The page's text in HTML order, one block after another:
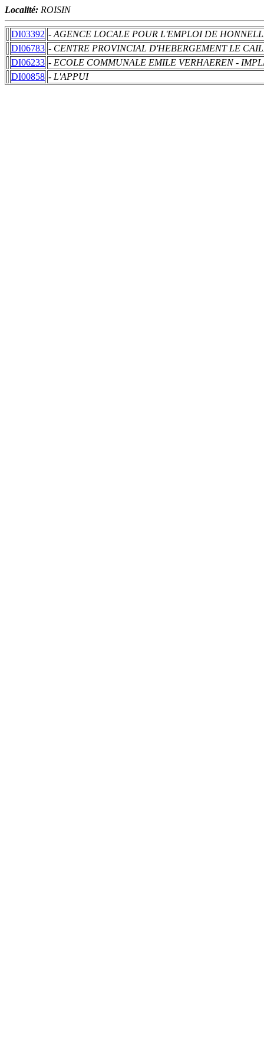
Localité: ROISIN
DI03392 - AGENCE LOCALE POUR L'EMPLOI DE
DI06783 - CENTRE PROVINCIAL D'HEBERGEMENT LE
DI06233 - ECOLE COMMUNALE EMILE VERHAEREN -
DI00858 - L'APPUI